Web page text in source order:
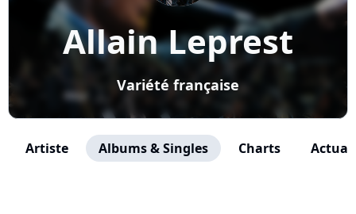
Allain Leprest
Variété française
Artiste Albums & Singles Charts